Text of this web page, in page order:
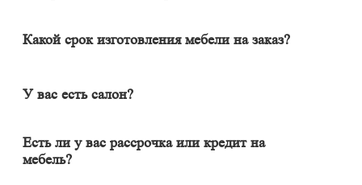
месте в собственном освещении увидеть, как будут выглядеть
Какой срок изготовления мебели на заказ?
среднем цикл производства большей части изделий составляет
У вас есть салон?
компаний в Москве и области. Мебель вся индивидуальная (не
серийная), поэтому свой шкаф вы сможете увидеть только
Есть ли у вас рассрочка или кредит на
мебель?